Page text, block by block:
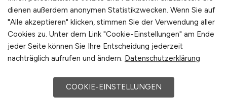
dienen außerdem anonymen Statistikzwecken. Wenn Sie auf
"Alle akzeptieren" klicken, stimmen Sie der Verwendung aller
Cookies zu. Unter dem Link "Cookie-Einstellungen" am Ende
jeder Seite können Sie Ihre Entscheidung jederzeit
nachträglich aufrufen und ändern. Datenschutzerklärung
COOKIE-EINSTELLUNGEN